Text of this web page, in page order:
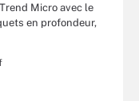
Micro avec le
en profondeur,